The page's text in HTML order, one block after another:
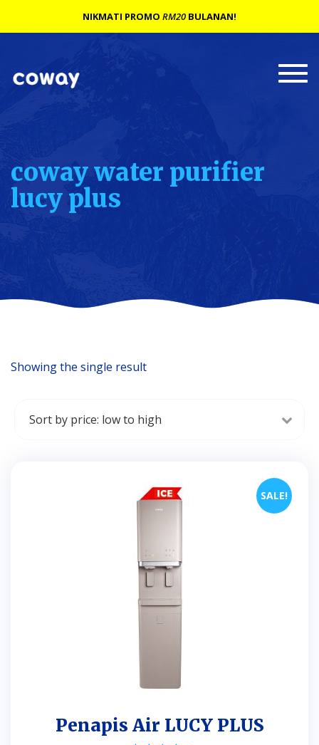
coway water purifier
lucy plus
Showing the single result
SALE!
Penapis Air LUCY PLUS
NIKMATI PROMO RM20 BULANAN!